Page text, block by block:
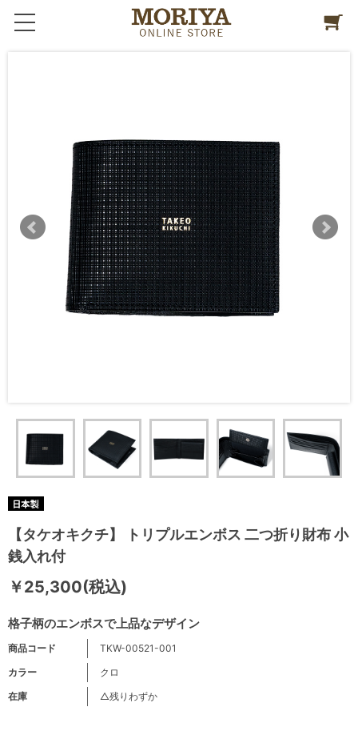
【タケオキクチ】 トリプルエンボス 二つ折り財布 小
銭入れ付
格子柄のエンボスで上品なデザイン
￥25,300(税込)
商品コード
TKW-00521-001
カラー
クロ
在庫
△残りわずか